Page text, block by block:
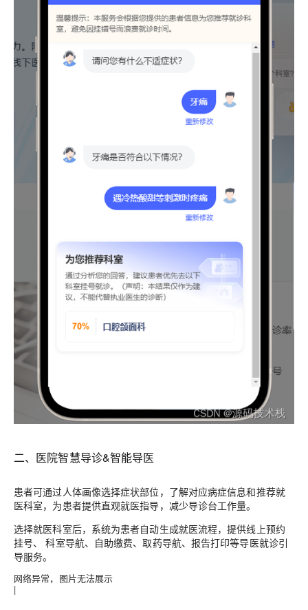
二、医院智慧导诊&智能导医
患者可通过人体画像选择症状部位，了解对应病症信息和推荐就
医科室，为患者提供直观就医指导，减少导诊台工作量。
选择就医科室后，系统为患者自动生成就医流程，提供线上预约
挂号、 科室导航、自助缴费、取药导航、报告打印等导医就诊引
导服务。
网络异常，图片无法展示
|